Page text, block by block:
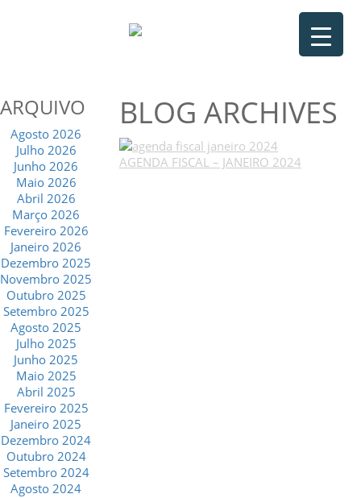
ARQUIVO
Agosto 2026
Julho 2026
Junho 2026
Maio 2026
Abril 2026
Março 2026
Fevereiro 2026
Janeiro 2026
Dezembro 2025
Novembro 2025
Outubro 2025
Setembro 2025
Agosto 2025
Julho 2025
Junho 2025
Maio 2025
Abril 2025
Fevereiro 2025
Janeiro 2025
Dezembro 2024
Outubro 2024
Setembro 2024
Agosto 2024
BLOG ARCHIVES
AGENDA FISCAL – JANEIRO 2024